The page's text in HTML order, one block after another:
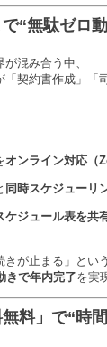
“無駄ゼロ
混み合う中、
契約書作成」「
オンライン対応（
同時スケジューリ
ケジュール表を共
きが止まる」とい
きで年内完了を実
無料」で“時